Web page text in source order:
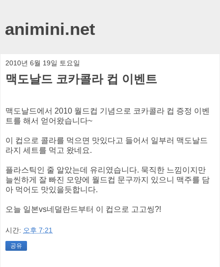
animini.net
2010년 6월 19일 토요일
맥도날드 코카콜라 컵 이벤트
맥도날드에서 2010 월드컵 기념으로 코카콜라 컵 증정 이벤
트를 해서 얻어왔습니다~
이 컵으로 콜라를 먹으면 맛있다고 들어서 일부러 맥도날드
라지 세트를 먹고 왔네요.
플라스틱인 줄 알았는데 유리였습니다. 묵직한 느낌이지만
늘씬하게 잘 빠진 모양에 월드컵 문구까지 있으니 맥주를 담
아 먹어도 맛있을듯합니다.
오늘 일본vs네덜란드부터 이 컵으로 고고씽?!
시간: 오후 7:21
공유